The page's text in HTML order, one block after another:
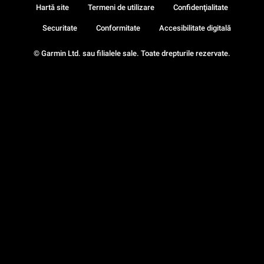
© Garmin Ltd. sau filialele sale. Toate drepturile rezervate.
Hartă site Termeni de utilizare Confidenţialitate
Securitate Conformitate Accesibilitate digitală